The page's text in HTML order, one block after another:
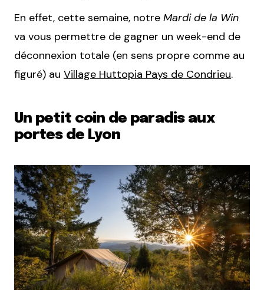
En effet, cette semaine, notre Mardi de la Win
va vous permettre de gagner un week-end de
déconnexion totale (en sens propre comme au
figuré) au Village Huttopia Pays de Condrieu.
Un petit coin de paradis aux
portes de Lyon